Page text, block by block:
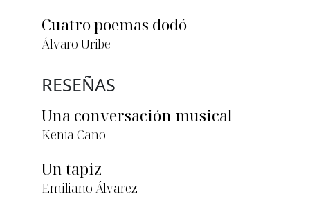
Cuatro poemas dodó
Álvaro Uribe
RESEÑAS
Una conversación musical
Kenia Cano
Un tapiz
Emiliano Álvarez